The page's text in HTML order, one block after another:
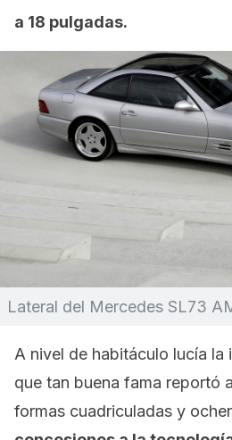
a 18 pulgadas.
Lateral del Mercedes SL73
A nivel de habitáculo lucía la
que tan buena fama reportó
formas cuadriculadas y